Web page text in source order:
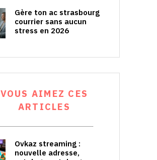
Gère ton ac strasbourg
courrier sans aucun
stress en 2026
VOUS AIMEZ CES
ARTICLES
Ovkaz streaming :
nouvelle adresse,